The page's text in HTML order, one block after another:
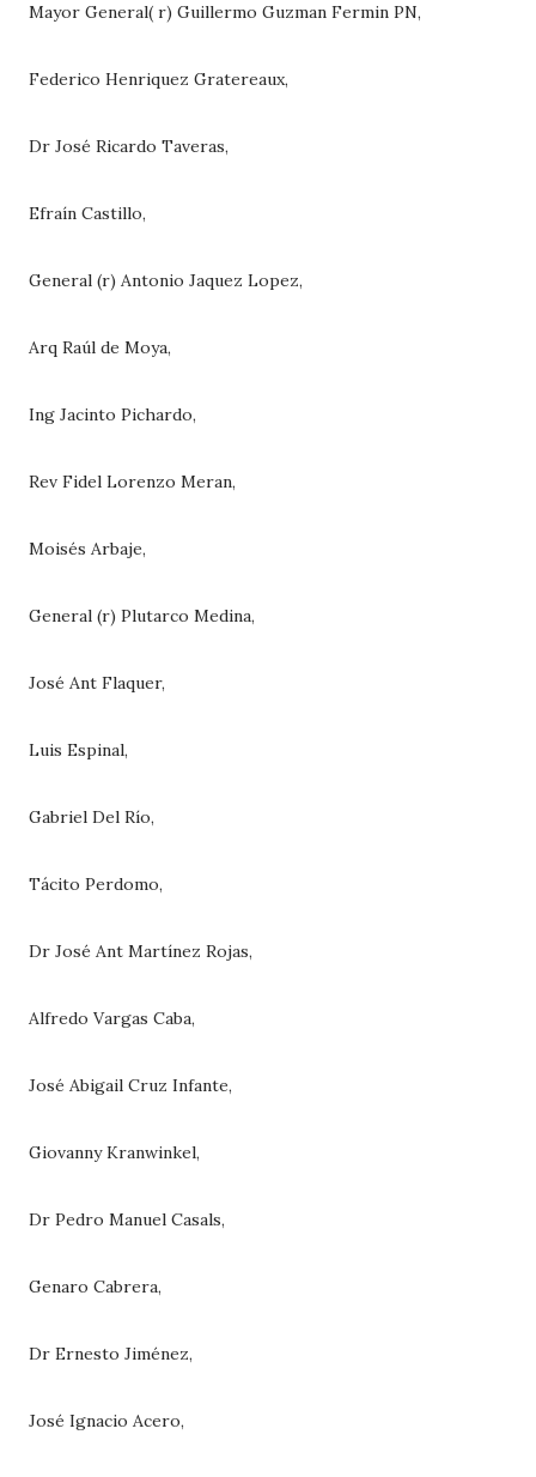
Mayor General( r) Guillermo Guzman Fermin PN,
Federico Henriquez Gratereaux,
Dr José Ricardo Taveras,
Efraín Castillo,
General (r) Antonio Jaquez Lopez,
Arq Raúl de Moya,
Ing Jacinto Pichardo,
Rev Fidel Lorenzo Meran,
Moisés Arbaje,
General (r) Plutarco Medina,
José Ant Flaquer,
Luis Espinal,
Gabriel Del Río,
Tácito Perdomo,
Dr José Ant Martínez Rojas,
Alfredo Vargas Caba,
José Abigail Cruz Infante,
Giovanny Kranwinkel,
Dr Pedro Manuel Casals,
Genaro Cabrera,
Dr Ernesto Jiménez,
José Ignacio Acero,